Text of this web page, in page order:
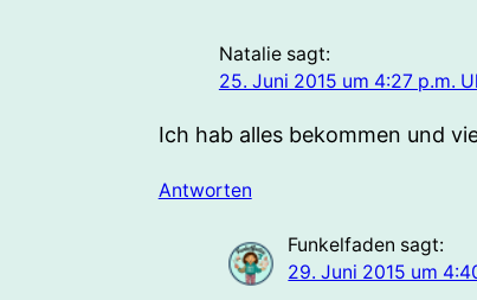
Natalie sagt:
25. Juni 2015 um 4:27 p.m.
Ich hab alles bekommen und
Antworten
Funkelfaden sagt:
29. Juni 2015 um